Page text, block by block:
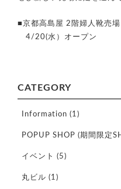
■京都高島屋 2階婦人靴売場
4/20(水）オープン
CATEGORY
Information (1)
POPUP SHOP (期間限定
イベント (5)
丸ビル (1)